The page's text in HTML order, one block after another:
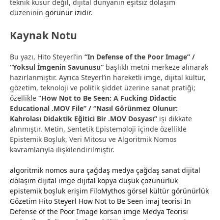
teknik kusur değil, dijital dünyanın eşitsiz dolaşım
düzeninin görünür izidir.
Kaynak Notu
Bu yazı, Hito Steyerl’in “In Defense of the Poor Image” /
“Yoksul İmgenin Savunusu” başlıklı metni merkeze alınarak
hazırlanmıştır. Ayrıca Steyerl’in hareketli imge, dijital kültür,
gözetim, teknoloji ve politik şiddet üzerine sanat pratiği;
özellikle “How Not to Be Seen: A Fucking Didactic
Educational .MOV File” / “Nasıl Görünmez Olunur:
Kahrolası Didaktik Eğitici Bir .MOV Dosyası” işi dikkate
alınmıştır. Metin, Sentetik Epistemoloji içinde özellikle
Epistemik Boşluk, Veri Mitosu ve Algoritmik Nomos
kavramlarıyla ilişkilendirilmiştir.
algoritmik nomos aura çağdaş medya çağdaş sanat dijital
dolaşım dijital imge dijital kopya düşük çözünürlük
epistemik boşluk erişim FiloMythos görsel kültür görünürlük
Gözetim Hito Steyerl How Not to Be Seen imaj teorisi In
Defense of the Poor Image korsan imge Medya Teorisi